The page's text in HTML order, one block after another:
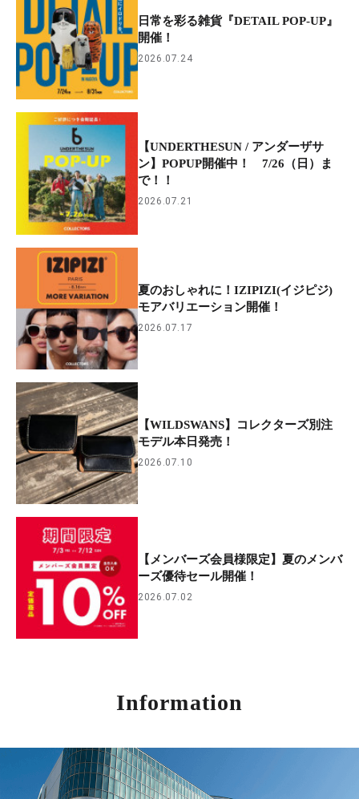
日常を彩る雑貨『DETAIL POP-UP』
開催！
2026.07.24
【UNDERTHESUN / アンダーザサ
ン】POPUP開催中！ 7/26（日）ま
で！！
2026.07.21
夏のおしゃれに！IZIPIZI(イジピジ)
モアバリエーション開催！
2026.07.17
【WILDSWANS】コレクターズ別注
モデル本日発売！
2026.07.10
【メンバーズ会員様限定】夏のメンバ
ーズ優待セール開催！
2026.07.02
Information